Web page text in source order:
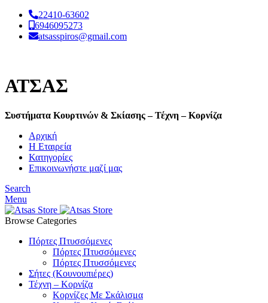
22410-63602
6946095273
atsasspiros@gmail.com
ΑΤΣΑΣ
Συστήματα Κουρτινών & Σκίασης – Τέχνη – Κορνίζα
Αρχική
Η Εταιρεία
Κατηγορίες
Επικοινωνήστε μαζί μας
Search
Menu
Browse Categories
Πόρτες Πτυσσόμενες
Πόρτες Πτυσσόμενες
Πόρτες Πτυσσόμενες
Σήτες (Κουνουπιέρες)
Τέχνη – Κορνίζα
Κορνίζες Με Σκάλισμα